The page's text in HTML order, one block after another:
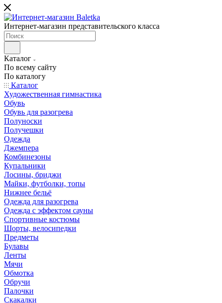
Интернет-магазин представительского класса
Каталог
По всему сайту
По каталогу
Каталог
Художественная гимнастика
Обувь
Обувь для разогрева
Полуноски
Получешки
Одежда
Джемпера
Комбинезоны
Купальники
Лосины, бриджи
Майки, футболки, топы
Нижнее бельё
Одежда для разогрева
Одежда с эффектом сауны
Спортивные костюмы
Шорты, велосипедки
Предметы
Булавы
Ленты
Мячи
Обмотка
Обручи
Палочки
Скакалки